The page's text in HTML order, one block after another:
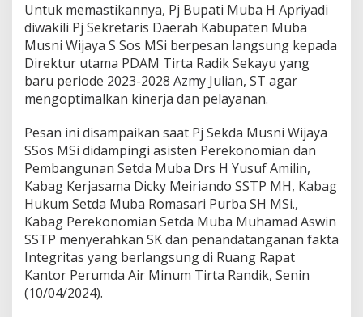
k
a
t
k
a
n
P
a
y
a
n
a
T
e
r
h
Untuk memastikannya, Pj Bupati Muba H Apriyadi
diwakili Pj Sekretaris Daerah Kabupaten Muba
Musni Wijaya S Sos MSi berpesan langsung kepada
Direktur utama PDAM Tirta Radik Sekayu yang
baru periode 2023-2028 Azmy Julian, ST agar
mengoptimalkan kinerja dan pelayanan.
Pesan ini disampaikan saat Pj Sekda Musni Wijaya
SSos MSi didampingi asisten Perekonomian dan
Pembangunan Setda Muba Drs H Yusuf Amilin,
Kabag Kerjasama Dicky Meiriando SSTP MH, Kabag
Hukum Setda Muba Romasari Purba SH MSi.,
Kabag Perekonomian Setda Muba Muhamad Aswin
SSTP menyerahkan SK dan penandatanganan fakta
Integritas yang berlangsung di Ruang Rapat
Kantor Perumda Air Minum Tirta Randik, Senin
(10/04/2024).